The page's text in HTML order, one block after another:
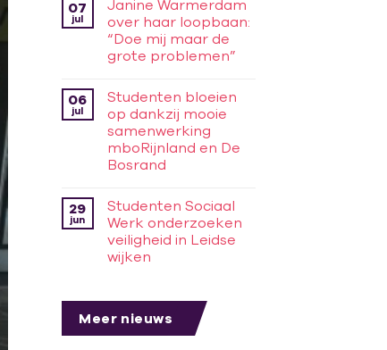
07
jul
Janine Warmerdam
over haar loopbaan:
“Doe mij maar de
grote problemen”
06
jul
Studenten bloeien
op dankzij mooie
samenwerking
mboRijnland en De
Bosrand
29
jun
Studenten Sociaal
Werk onderzoeken
veiligheid in Leidse
wijken
Meer nieuws